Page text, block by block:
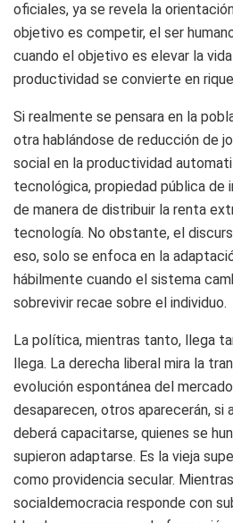
oficiales, ya se revela la
objetivo es competir, el ser
cuando el objetivo es elevar la
productividad se convierte en
Si realmente se pensara en la
otra hablándose de reducción de
social en la productividad
tecnológica, propiedad pública
de manera de distribuir la renta
tecnología. No obstante, el
eso, solo se enfoca en la
hábilmente cuando el sistema
sobrevivir recae sobre el individuo.
La política, mientras tanto, llega
llega. La derecha liberal mira la
evolución espontánea del
desaparecen, otros aparecerán, si
deberá capacitarse, quienes se
supieron adaptarse. Es la vieja
como providencia secular.
socialdemocracia responde con